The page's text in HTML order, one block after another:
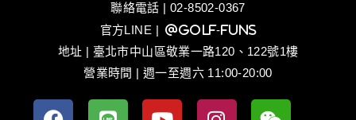
聯絡電話 | 02-8502-0367
官方LINE | @golf-funs
地址 | 臺北市中山區敬業一路120、122號1樓
營業時間 | 週一至週六 11:00-20:00